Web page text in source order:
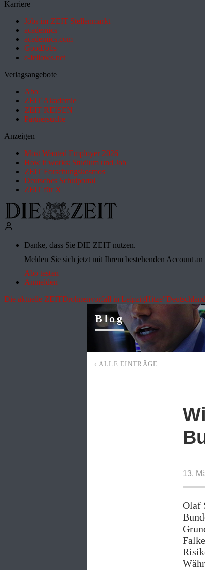
Karriere
Jobs im ZEIT Stellenmarkt
academics
academics.com
GoodJobs
e-fellows.net
Verlagsangebote
Abo
ZEIT Akademie
ZEIT REISEN
Partnersuche
Anzeigen
Most Wanted Employer 2026
How it works: Studium und Job
ZEIT Forschungskosmos
Deutsches Schulportal
ZEIT für X
Danke, dass Sie DIE ZEIT nutzen.
Melden Sie sich jetzt mit Ihrem bestehenden Account
Abo testen
Anmelden
Die aktuelle ZEITDrohnenvorfall in LeipzigHitze
Blog
‹ ALLE EINTRÄGE
13.
Olaf